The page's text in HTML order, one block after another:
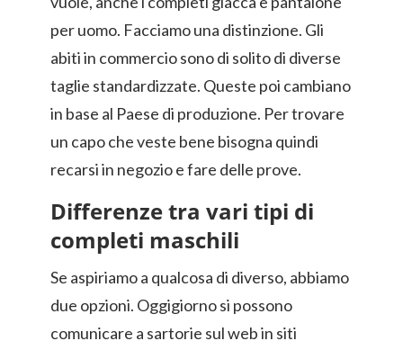
per uomo. Facciamo una distinzione. Gli
abiti in commercio sono di solito di diverse
taglie standardizzate. Queste poi cambiano
in base al Paese di produzione. Per trovare
un capo che veste bene bisogna quindi
recarsi in negozio e fare delle prove.
Differenze tra vari tipi di
completi maschili
Se aspiriamo a qualcosa di diverso, abbiamo
due opzioni. Oggigiorno si possono
comunicare a sartorie sul web in siti